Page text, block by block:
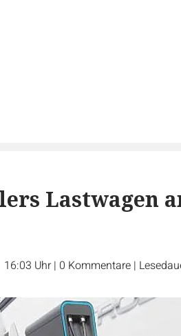
Lastwagen
Uhr | 0 Kommentare |